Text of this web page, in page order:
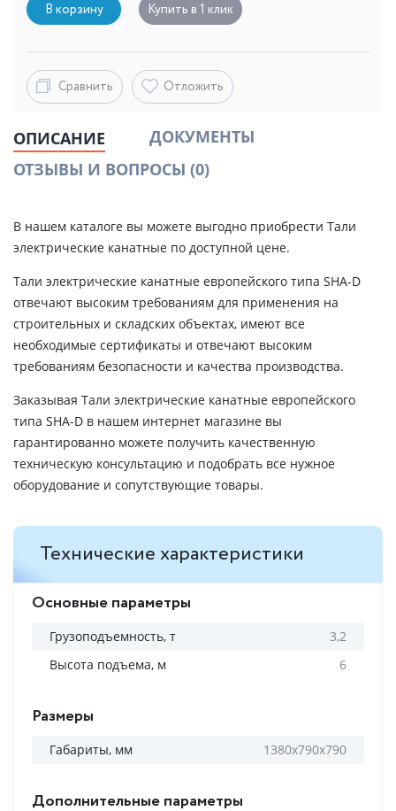
В корзину Купить в 1 клик
Сравнить Отложить
ОПИСАНИЕ
ДОКУМЕНТЫ
ОТЗЫВЫ И ВОПРОСЫ (0)
В нашем каталоге вы можете выгодно приобрести Тали
электрические канатные по доступной цене.
Тали электрические канатные европейского типа SHA-D
отвечают высоким требованиям для применения на
строительных и складских объектах, имеют все
необходимые сертификаты и отвечают высоким
требованиям безопасности и качества производства.
Заказывая Тали электрические канатные европейского
типа SHA-D в нашем интернет магазине вы
гарантированно можете получить качественную
техническую консультацию и подобрать все нужное
оборудование и сопутствующие товары.
Технические характеристики
Основные параметры
Грузоподъемность, т
3,2
Высота подъема, м
6
Размеры
Габариты, мм 1380х790х790
Дополнительные параметры